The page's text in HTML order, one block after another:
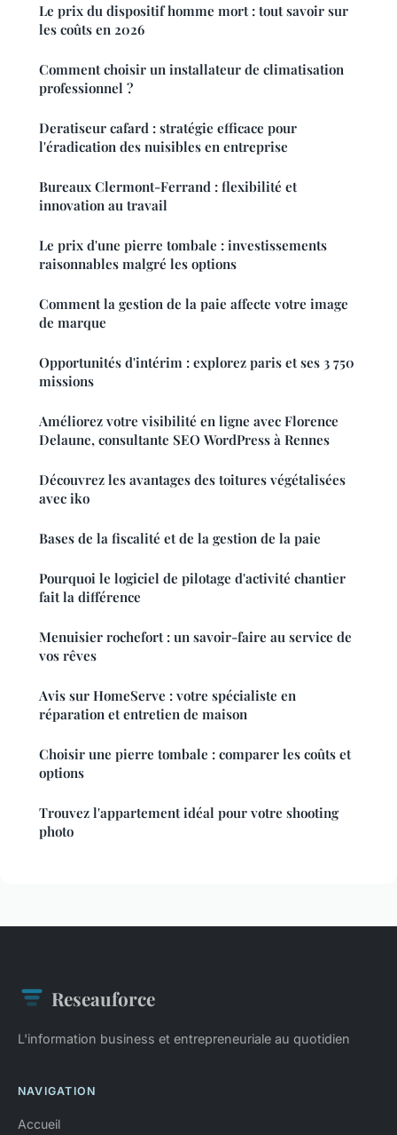
Le prix du dispositif homme mort : tout savoir sur
les coûts en 2026
Comment choisir un installateur de climatisation
professionnel ?
Deratiseur cafard : stratégie efficace pour
l'éradication des nuisibles en entreprise
Bureaux Clermont-Ferrand : flexibilité et
innovation au travail
Le prix d'une pierre tombale : investissements
raisonnables malgré les options
Comment la gestion de la paie affecte votre image
de marque
Opportunités d'intérim : explorez paris et ses 3 750
missions
Améliorez votre visibilité en ligne avec Florence
Delaune, consultante SEO WordPress à Rennes
Découvrez les avantages des toitures végétalisées
avec iko
Bases de la fiscalité et de la gestion de la paie
Pourquoi le logiciel de pilotage d'activité chantier
fait la différence
Menuisier rochefort : un savoir-faire au service de
vos rêves
Avis sur HomeServe : votre spécialiste en
réparation et entretien de maison
Choisir une pierre tombale : comparer les coûts et
options
Trouvez l'appartement idéal pour votre shooting
photo
Reseauforce
L'information business et entrepreneuriale au quotidien
NAVIGATION
Accueil